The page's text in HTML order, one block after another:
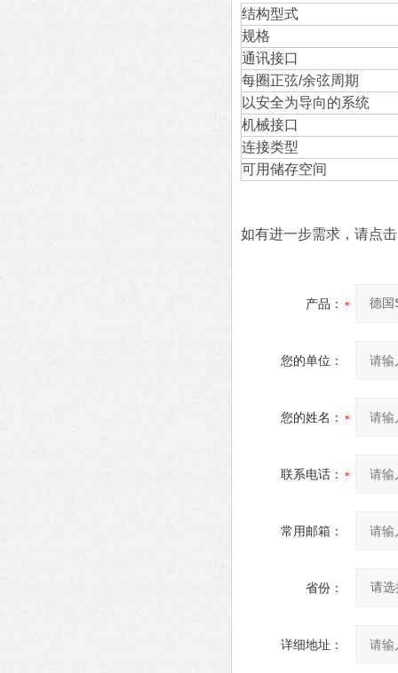
结构型式
规格
通讯接口
每圈正弦/余弦周期
以安全为导向的系统
机械接口
连接类型
可用储存空间
如有进一步需求，请点
产品：
您的单位：
您的姓名：
联系电话：
常用邮箱：
省份：
详细地址：